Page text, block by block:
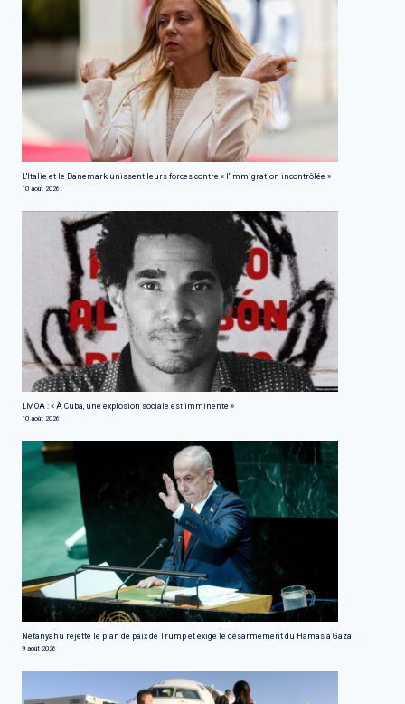
L'Italie et le Danemark unissent leurs forces contre « l'immigration incontrôlée »
10 août 2026
LMOA : « À Cuba, une explosion sociale est imminente »
10 août 2026
Netanyahu rejette le plan de paix de Trump et exige le désarmement du Hamas à Gaza
9 août 2026